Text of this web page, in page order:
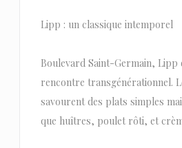
Lipp : un classique intemporel
Boulevard Saint-Germain, Lipp
rencontre transgénérationnel.
savourent des plats simples
que huîtres, poulet rôti, et